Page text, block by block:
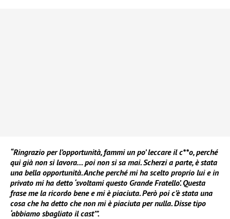
“Ringrazio per l’opportunità, fammi un po’ leccare il c**o, perché
qui già non si lavora… poi non si sa mai. Scherzi a parte, è stata
una bella opportunità. Anche perché mi ha scelto proprio lui e in
privato mi ha detto ‘svoltami questo Grande Fratello’. Questa
frase me la ricordo bene e mi è piaciuta. Però poi c’è stata una
cosa che ha detto che non mi è piaciuta per nulla. Disse tipo
‘abbiamo sbagliato il cast’”.